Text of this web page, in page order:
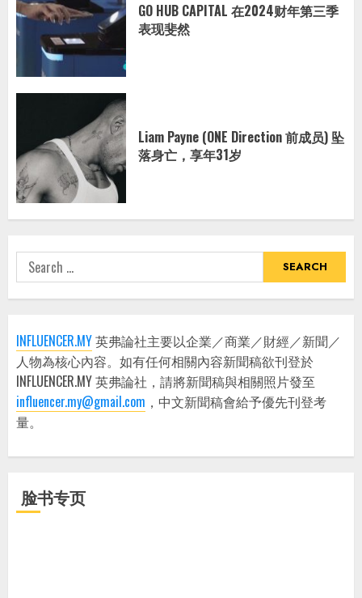
GO HUB CAPITAL 在2024财年第三季
表现斐然
Liam Payne (ONE Direction 前成员) 坠
落身亡，享年31岁
Search
for:
INFLUENCER.MY英弗論社主要以企業／商業／財經／新聞／
人物為核心內容。如有任何相關內容新聞稿欲刊登於
INFLUENCER.MY 英弗論社，請將新聞稿與相關照片發至
influencer.my@gmail.com ，中文新聞稿會給予優先刊登考
量。
脸书专页